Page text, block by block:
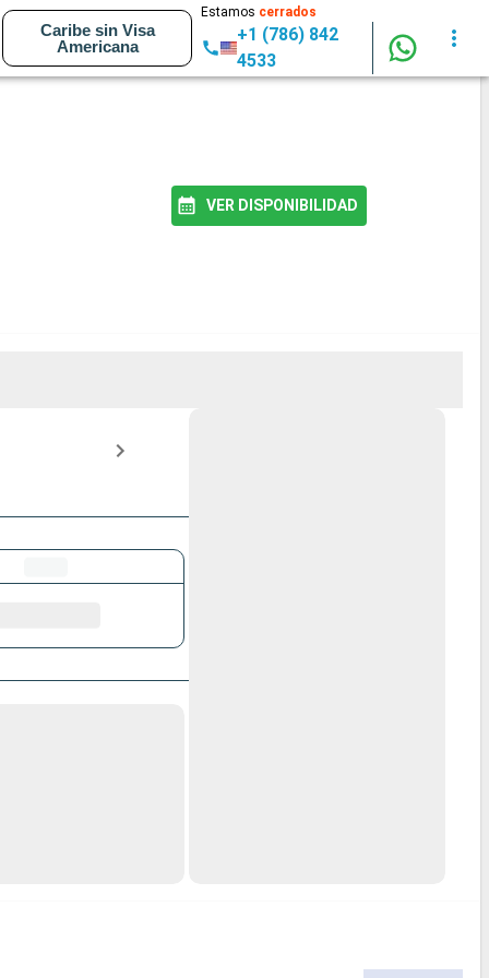
Caribe sin Visa
Americana
Estamos cerrados
+1 (786) 842
4533
VER DISPONIBILIDAD